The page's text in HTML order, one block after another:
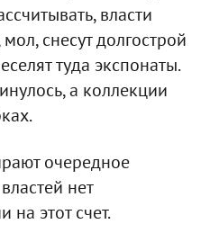
власти
снесут долгострой
туда экспонаты.
а коллекции
очередное
нет
на этот счет.